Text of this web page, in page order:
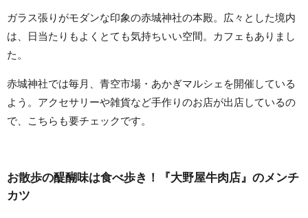
ガラス張りがモダンな印象の赤城神社の本殿。広々とした境内
は、日当たりもよくとても気持ちいい空間。カフェもありまし
た。
赤城神社では毎月、青空市場・あかぎマルシェを開催している
よう。アクセサリーや雑貨など手作りのお店が出店しているの
で、こちらも要チェックです。
お散歩の醍醐味は食べ歩き！『大野屋牛肉店』のメンチ
カツ